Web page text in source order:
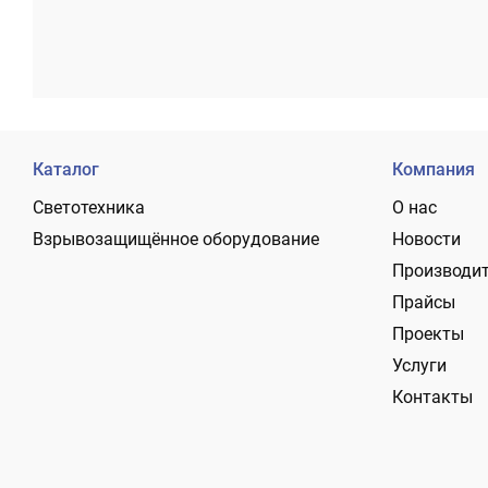
Каталог
Светотехника
Взрывозащищённое оборудование
Компания
О нас
Новости
Прайсы
Проекты
Услуги
Контакты